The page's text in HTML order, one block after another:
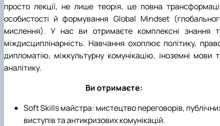
просто лекції, не лише теорія, це повна
особистості й формування Global Mindset
мислення). У нас ви отримаєте комплексні знання
міждисциплінарність. Навчання охоплює політику,
дипломатію, міжкультурну комунікацію, іноземні мови
аналітику.
Ви отримаєте:
Soft Skills майстра: мистецтво переговорів,
виступів та антикризових комунікацій.